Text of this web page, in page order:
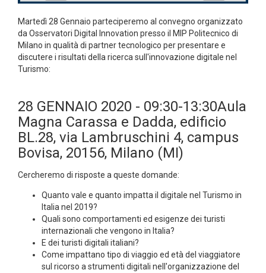
Martedì 28 Gennaio parteciperemo al convegno organizzato
da Osservatori Digital Innovation presso il MIP Politecnico di
Milano in qualità di partner tecnologico per presentare e
discutere i risultati della ricerca sull'innovazione digitale nel
Turismo:
28 GENNAIO 2020 - 09:30-13:30Aula
Magna Carassa e Dadda, edificio
BL.28, via Lambruschini 4, campus
Bovisa, 20156, Milano (MI)
Cercheremo di risposte a queste domande:
Quanto vale e quanto impatta il digitale nel Turismo in
Italia nel 2019?
Quali sono comportamenti ed esigenze dei turisti
internazionali che vengono in Italia?
E dei turisti digitali italiani?
Come impattano tipo di viaggio ed età del viaggiatore
sul ricorso a strumenti digitali nell'organizzazione del